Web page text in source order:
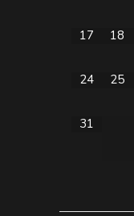
17 18
24 25
31